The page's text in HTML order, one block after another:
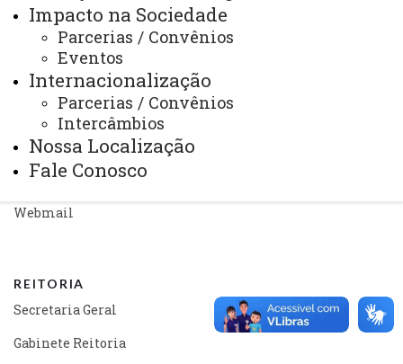
Impacto na Sociedade
Parcerias / Convênios
Eventos
Internacionalização
Parcerias / Convênios
Intercâmbios
Nossa Localização
Fale Conosco
Identidade Visual
Mapa do Site
Ouvidoria
Portal Office 365
Sistemas
Telefones
Webmail
REITORIA
Secretaria Geral
Gabinete Reitoria